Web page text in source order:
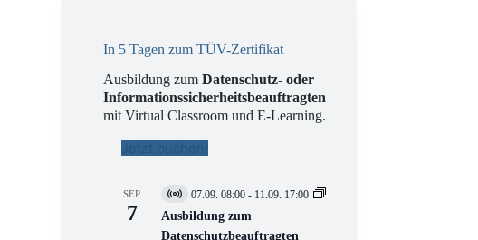
In 5 Tagen zum TÜV-Zertifikat
Ausbildung zumDatenschutz- oder
Informationssicherheitsbeauftragten
mit Virtual Classroom und E-Learning.
Jetzt buchen!
SEP.
7
V
i
07.09. 08:00 - 11.09. 17:00
Ausbildung zum
Datenschutzbeauftragten